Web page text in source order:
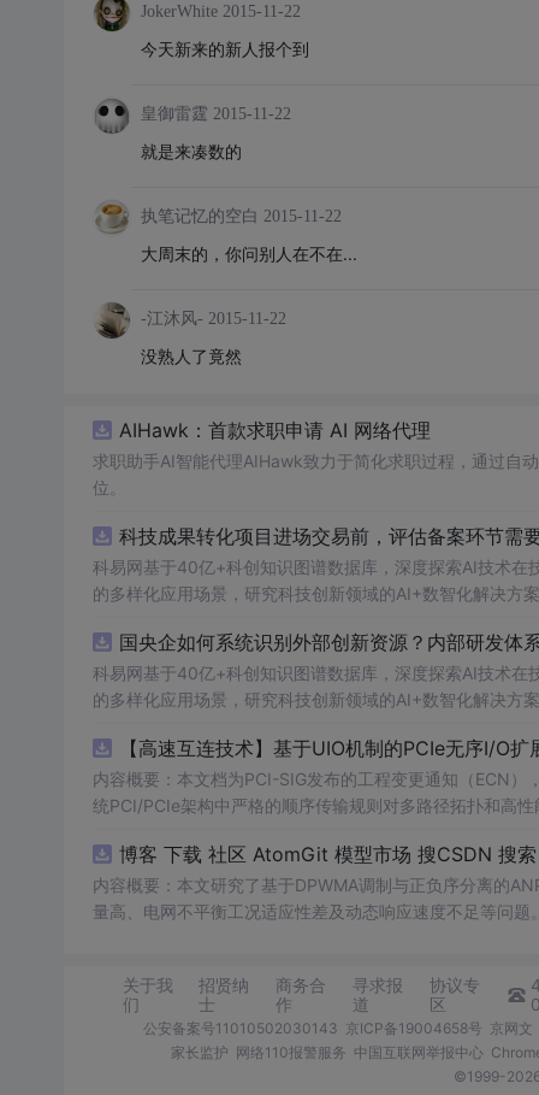
JokerWhite 2015-11-22
今天新来的新人报个到
皇御雷霆 2015-11-22
就是来凑数的
执笔记忆的空白 2015-11-22
大周末的，你问别人在不在...
-江沐风- 2015-11-22
没熟人了竟然
AIHawk：首款求职申请 AI 网络代理
求职助手AI智能代理AIHawk致力于简化求职过程，通过自
位。
科技成果转化项目进场交易前，评估备案环节需
科易网基于40亿+科创知识图谱数据库，深度探索AI技术
的多样化应用场景，研究科技创新领域的AI+数智化解决方
国央企如何系统识别外部创新资源？内部研发
科易网基于40亿+科创知识图谱数据库，深度探索AI技术
的多样化应用场景，研究科技创新领域的AI+数智化解决方
【高速互连技术】基于UIO机制的PCIe无序I/O
内容概要：本文档为PCI-SIG发布的工程变更通知（ECN
统PCI/PCIe架构中严格的顺序传输规则对多路径拓扑和高
O
内容概要：本文研究了基于DPWMA调制与正负序分离的
量高、电网不平衡工况适应性差及动态响应速度不足等问
结果显示，所提出的控制策略能有效降低并网谐波含量，
合人群：具备一定电力电子基础知识和仿真技能的研发人员
场景及目标：①研究和开发高性能并网逆变器，特别是针
来提高并网逆变器对电网扰动的适应性和响应速度；③为相关领域
关于我
们
招贤纳
士
商务合
作
寻求报
道
协议专
区
公安备案号11010502030143 京ICP备19004658号 京网
家长监护 网络110报警服务 中国互联网举报中心
©1999-2026